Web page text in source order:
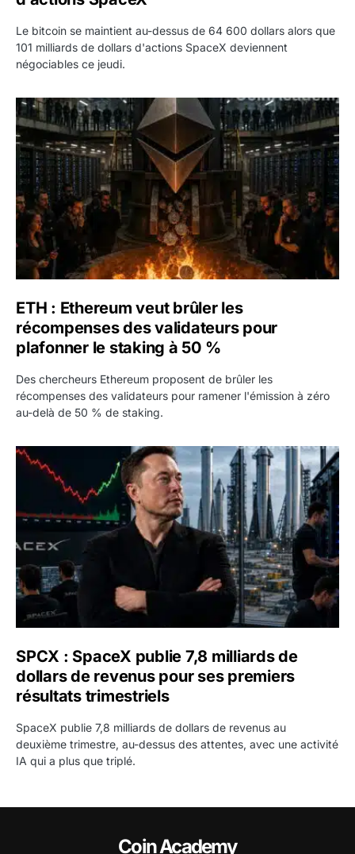
Le bitcoin se maintient au-dessus de 64 600 dollars alors que
101 milliards de dollars d'actions SpaceX deviennent
négociables ce jeudi.
ETH : Ethereum veut brûler les récompenses des
ETH : Ethereum veut brûler les
récompenses des validateurs pour
plafonner le staking à 50 %
Des chercheurs Ethereum proposent de brûler les
récompenses des validateurs pour ramener l'émission à zéro
au-delà de 50 % de staking.
SPCX : SpaceX publie 7,8 milliards de dollars de
SPCX : SpaceX publie 7,8 milliards de
dollars de revenus pour ses premiers
résultats trimestriels
SpaceX publie 7,8 milliards de dollars de revenus au
deuxième trimestre, au-dessus des attentes, avec une activité
IA qui a plus que triplé.
Coin Academy